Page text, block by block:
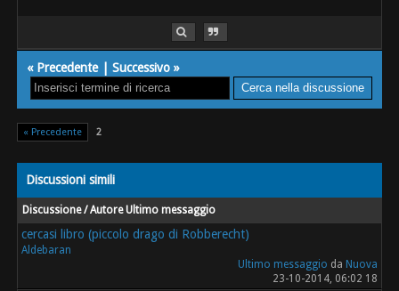
« Precedente|Successivo »
« Precedente 2
Discussioni simili
Discussione / Autore Ultimo messaggio
cercasi libro (piccolo drago di Robberecht)
Aldebaran
Ultimo messaggio da Nuova
23-10-2014, 06:02 18